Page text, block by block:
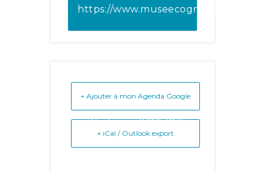
https://
contexte-et-
esthetique-1789-1815
+ Ajouter à mon Agenda Google
+ iCal / Outlook export